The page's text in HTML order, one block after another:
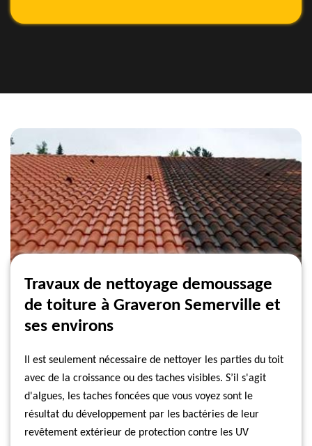
Travaux de nettoyage demoussage
de toiture à Graveron Semerville et
ses environs
Il est seulement nécessaire de nettoyer les parties du toit
avec de la croissance ou des taches visibles. S’il s'agit
d'algues, les taches foncées que vous voyez sont le
résultat du développement par les bactéries de leur
revêtement extérieur de protection contre les UV